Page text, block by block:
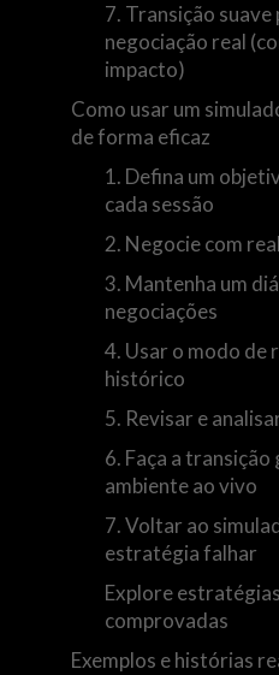
7. Transição suave
negociação real
impacto)
Como usar um
de forma eficaz
1. Defina um
cada sessão
2. Negocie com
3. Mantenha um
negociações
4. Usar o modo de
histórico
5. Revisar e
6. Faça a transição
ambiente ao vivo
7. Voltar ao
estratégia falhar
Explore
comprovadas
Exemplos e histórias